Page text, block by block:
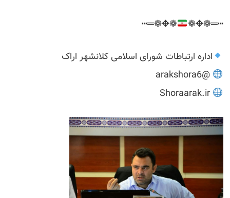
┅═❁✥❁
❁✥❁═┅
اداره ارتباطات شورای اسلامی کلانشهر اراک
@arakshora6
Shoraarak.ir